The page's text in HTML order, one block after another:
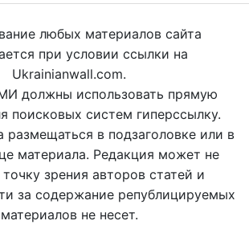
любых материалов сайта
при условии ссылки на
Ukrainianwall.com.
должны использовать прямую
поисковых систем гиперссылку.
в подзаголовке или в
материала. Редакция может не
точку зрения авторов статей и
за содержание републицируемых
материалов не несет.